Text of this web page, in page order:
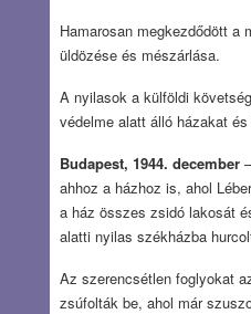
Hamarosan megkezdődött a
üldözése és mészárlása.
A nyilasok a külföldi
védelme alatt álló házakat
Budapest, 1944. december
ahhoz a házhoz is, ahol
a ház összes zsidó lakosát
alatti nyilas székházba
Az szerencsétlen foglyokat
zsúfolták be, ahol már